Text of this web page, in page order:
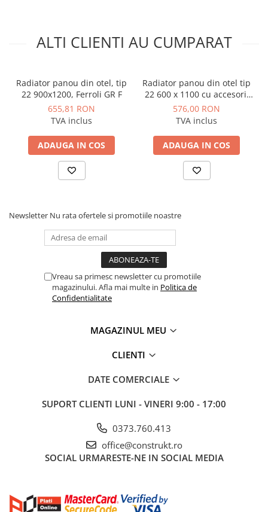
Vane si servomotoare
Termostate pentru ventilo-
convectori
Ventile termice de amestec
Traductoare
UPS-uri si stabilizatoare de
Automatizare centrala termica
Termostate aplicatii industriale
Accesorii pentru echipamente
industriale
Echipamente pentru tratarea si
pomparea apei
Pompe de suprafata
Vase de expansiune pentru
Grupuri de pompare apa
Rezervoare apa si accesorii stocare
Contoare de apa - Apometre
ALTI CLIENTI AU CUMPARAT
Radiator panou din otel, tip
22 900x1200, Ferroli GR F
655,81 RON
TVA inclus
ADAUGA IN COS
Radiator panou din otel tip
22 600 x 1100 cu accesorii
incluse Purmo Compact
576,00 RON
TVA inclus
ADAUGA IN COS
Newsletter Nu rata ofertele si promotiile noastre
Vreau sa primesc newsletter cu promotiile
magazinului. Afla mai multe in Politica de
Confidentialitate
MAGAZINUL MEU
CLIENTI
DATE COMERCIALE
SUPORT CLIENTI LUNI - VINERI 9:00 - 17:00
0373.760.413
office@construkt.ro
SOCIAL URMARESTE-NE IN SOCIAL MEDIA